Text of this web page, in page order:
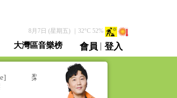
8月7日 (星期五)｜ 32°C 52%
大灣區音樂榜 會員 | 登入
直播 / 重溫
梨事會 卡拉 O!BABE [Barry's Hub Karaobabe]